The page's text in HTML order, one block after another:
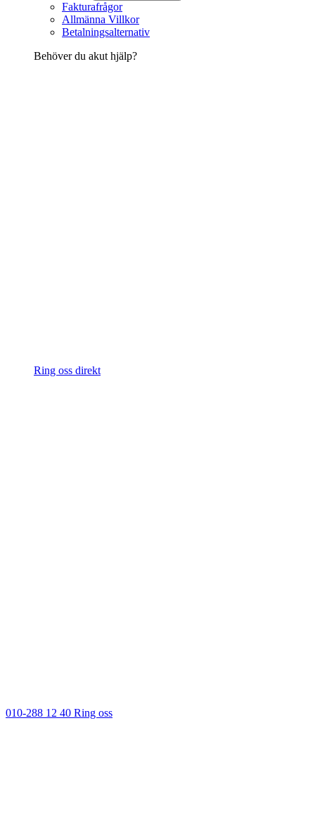
Fakturafrågor
Allmänna Villkor
Betalningsalternativ
Behöver du akut hjälp?
Ring oss direkt
010-288 12 40 Ring oss